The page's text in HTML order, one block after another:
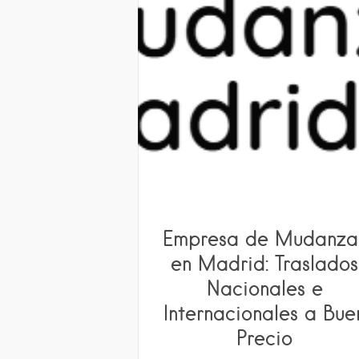
Empresa de
en Madrid: Traslados
Nacionales e
Internacionales a
Precio